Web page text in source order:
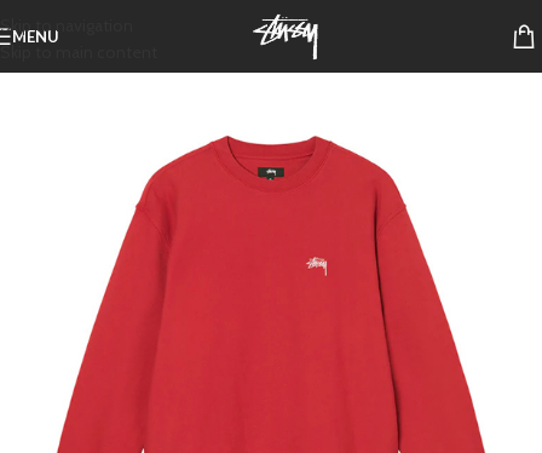
Skip to navigation
Skip to main content
MENU